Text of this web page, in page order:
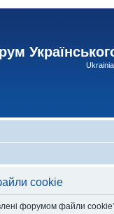
cookie
форумом файли